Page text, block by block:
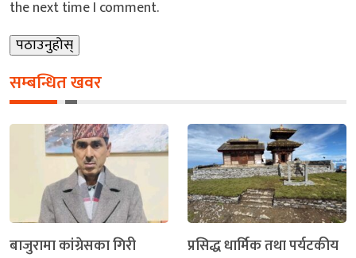
the next time I comment.
सम्बन्धित खवर
बाजुरामा कांग्रेसका गिरी
प्रसिद्ध धार्मिक तथा पर्यटकीय